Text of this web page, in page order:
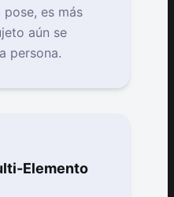
es más
aún se
persona.
Elemento